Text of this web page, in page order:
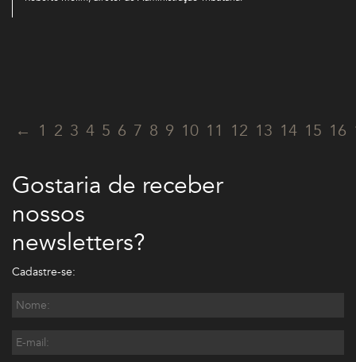
← 1 2 3 4 5 6 7 8 9 10 11 12 13 14 15 16
Gostaria de receber
nossos
newsletters?
Cadastre-se: